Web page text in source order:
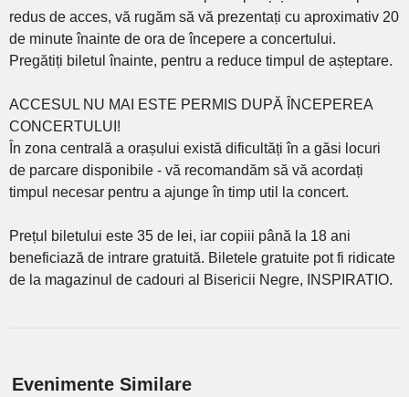
redus de acces, vă rugăm să vă prezentați cu aproximativ 20
de minute înainte de ora de începere a concertului.
Pregătiți biletul înainte, pentru a reduce timpul de așteptare.
ACCESUL NU MAI ESTE PERMIS DUPĂ ÎNCEPEREA
CONCERTULUI!
În zona centrală a orașului există dificultăți în a găsi locuri
de parcare disponibile - vă recomandăm să vă acordați
timpul necesar pentru a ajunge în timp util la concert.
Prețul biletului este 35 de lei, iar copiii până la 18 ani
beneficiază de intrare gratuită. Biletele gratuite pot fi ridicate
de la magazinul de cadouri al Bisericii Negre, INSPIRATIO.
Evenimente Similare